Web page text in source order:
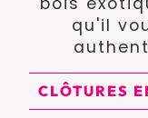
qu'il
CLÔTURES